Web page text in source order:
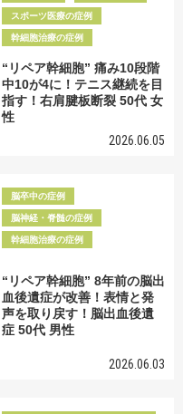
スポーツ医療の症例
幹細胞治療の症例
“リペア幹細胞” 痛み10段階
中10が4に！テニス継続を目
指す！右肩腱板断裂 50代 女
性
2026.06.05
脳卒中の症例
脳神経・脊髄の症例
幹細胞治療の症例
“リペア幹細胞” 8年前の脳出
血後遺症が改善！表情と発
声を取り戻す！脳出血後遺
症 50代 男性
2026.06.03